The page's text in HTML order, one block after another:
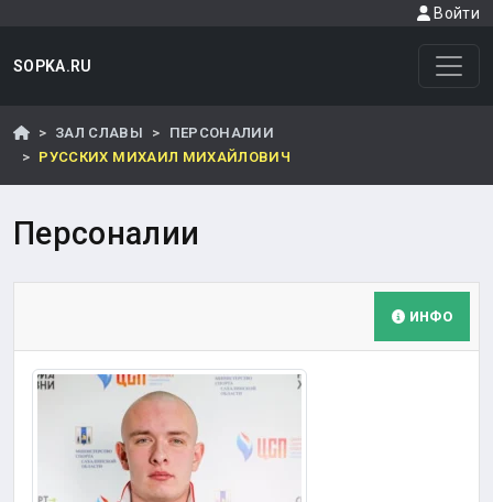
Войти
SOPKA.RU
ЗАЛ СЛАВЫ
ПЕРСОНАЛИИ
РУССКИХ МИХАИЛ МИХАЙЛОВИЧ
Персоналии
ИНФО